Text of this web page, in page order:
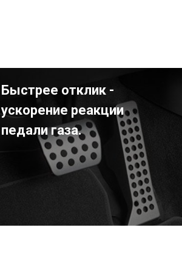
Быстрее отклик -
ускорение реакции
педали газа.